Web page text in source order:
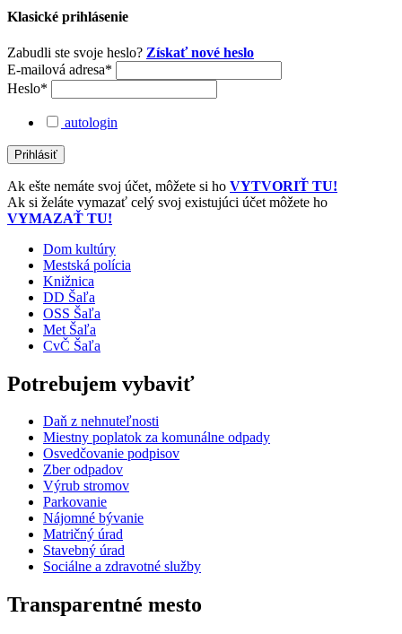
Klasické prihlásenie
Zabudli ste svoje heslo? Získať nové heslo
E-mailová adresa*
Heslo*
autologin
Ak ešte nemáte svoj účet, môžete si ho VYTVORIŤ TU!
Ak si želáte vymazať celý svoj existujúci účet môžete ho
VYMAZAŤ TU!
Dom kultúry
Mestská polícia
Knižnica
DD Šaľa
OSS Šaľa
Met Šaľa
CvČ Šaľa
Potrebujem vybaviť
Daň z nehnuteľnosti
Miestny poplatok za komunálne odpady
Osvedčovanie podpisov
Zber odpadov
Výrub stromov
Parkovanie
Nájomné bývanie
Matričný úrad
Stavebný úrad
Sociálne a zdravotné služby
Transparentné mesto